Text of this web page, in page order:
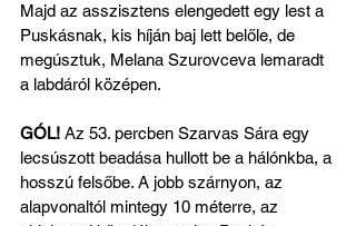
Majd az asszisztens elengedett egy lest a
Puskásnak, kis híján baj lett belőle, de
megúsztuk, Melana Szurovceva lemaradt
a labdáról középen.
GÓL! Az 53. percben Szarvas Sára egy
lecsúszott beadása hullott be a hálónkba, a
hosszú felsőbe. A jobb szárnyon, az
alapvonaltól mintegy 10 méterre, az